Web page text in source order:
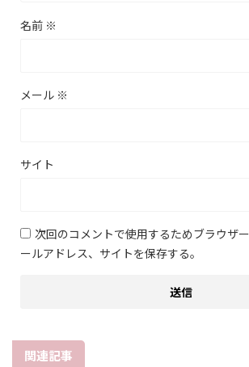
名前 ※
メール ※
サイト
次回のコメントで使用するためブラウザ
ールアドレス、サイトを保存する。
関連記事